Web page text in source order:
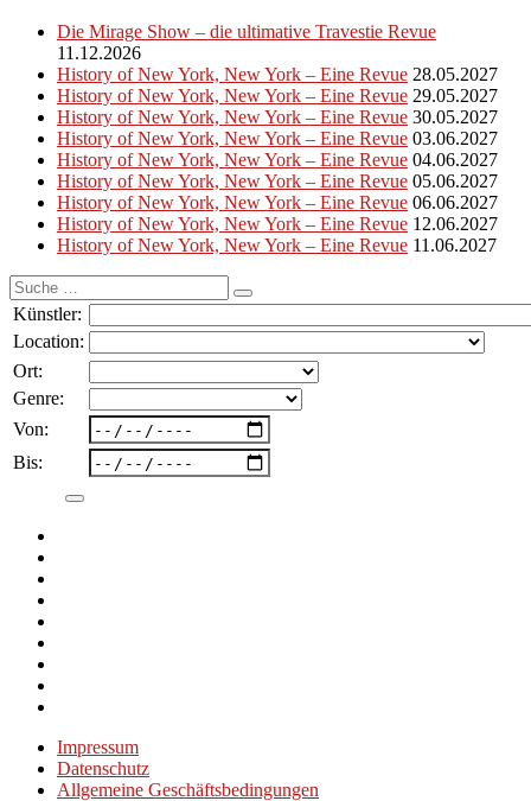
Die Mirage Show – die ultimative Travestie Revue
11.12.2026
History of New York, New York – Eine Revue 28.05.2027
History of New York, New York – Eine Revue 29.05.2027
History of New York, New York – Eine Revue 30.05.2027
History of New York, New York – Eine Revue 03.06.2027
History of New York, New York – Eine Revue 04.06.2027
History of New York, New York – Eine Revue 05.06.2027
History of New York, New York – Eine Revue 06.06.2027
History of New York, New York – Eine Revue 12.06.2027
History of New York, New York – Eine Revue 11.06.2027
Suche
nach:
Künstler:
Location:
Ort:
Genre:
Von:
Bis:
Impressum
Datenschutz
Allgemeine Geschäftsbedingungen